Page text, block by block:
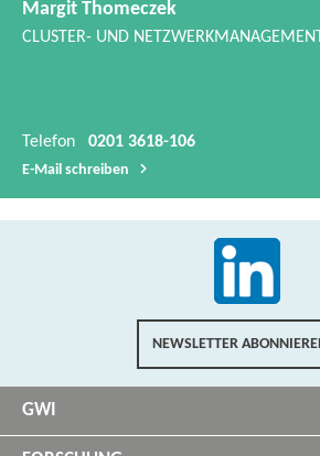
Telefon 0201 3618-106
NEWSLETTER ABONNIEREN
FÜR KUNDEN